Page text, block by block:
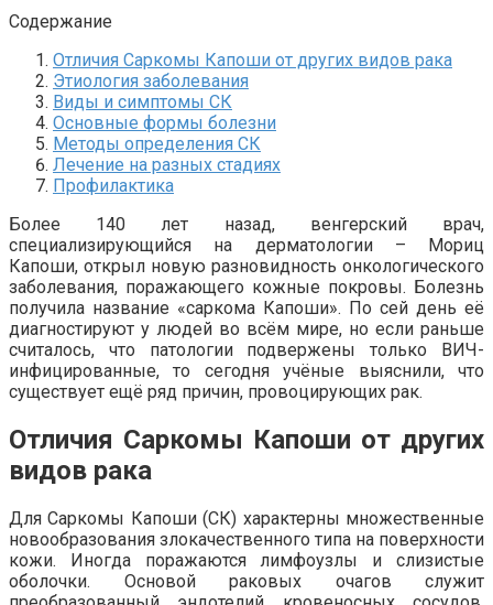
Содержание
Отличия Саркомы Капоши от других видов рака
Этиология заболевания
Виды и симптомы СК
Основные формы болезни
Методы определения СК
Лечение на разных стадиях
Профилактика
Более 140 лет назад, венгерский врач,
специализирующийся на дерматологии – Мориц
Капоши, открыл новую разновидность онкологического
заболевания, поражающего кожные покровы. Болезнь
получила название «саркома Капоши». По сей день её
диагностируют у людей во всём мире, но если раньше
считалось, что патологии подвержены только ВИЧ-
инфицированные, то сегодня учёные выяснили, что
существует ещё ряд причин, провоцирующих рак.
Отличия Саркомы Капоши от других
видов рака
Для Саркомы Капоши (СК) характерны множественные
новообразования злокачественного типа на поверхности
кожи. Иногда поражаются лимфоузлы и слизистые
оболочки. Основой раковых очагов служит